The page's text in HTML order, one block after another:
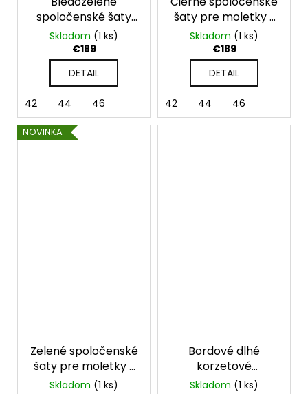
spoločenské šaty
pre moletky s
odhalenými
ramenami
Skladom (1 ks)
€189
DETAIL
42 44 46
šaty pre moletky s
odhalenými
ramenami
Skladom (1 ks)
€189
DETAIL
42 44 46
NOVINKA
Zelené spoločenské
šaty pre moletky s
odhalenými
Skladom (1 ks)
Bordové dlhé
korzetové
spoločenské šaty
Skladom (1 ks)